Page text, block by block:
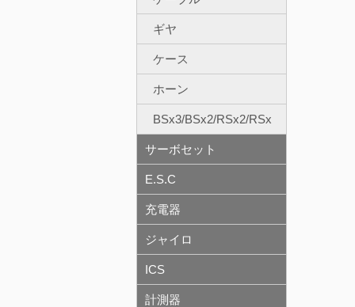
ギヤ
ケース
ホーン
BSx3/BSx2/RSx2/RSx
サーボセット
E.S.C
充電器
ジャイロ
ICS
計測器